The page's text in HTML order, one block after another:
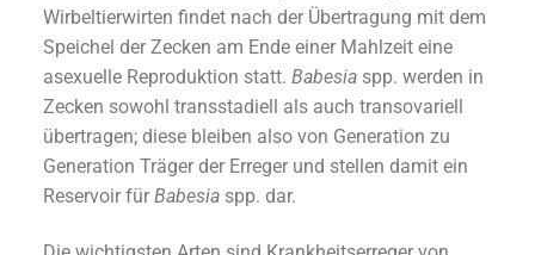
Wirbeltierwirten findet nach der Übertragung mit dem
Speichel der Zecken am Ende einer Mahlzeit eine
asexuelle Reproduktion statt. Babesia spp. werden in
Zecken sowohl transstadiell als auch transovariell
übertragen; diese bleiben also von Generation zu
Generation Träger der Erreger und stellen damit ein
Reservoir für Babesia spp. dar.